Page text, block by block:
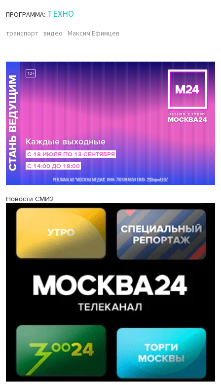
ПРОГРАММА: ТЕХНО
транспорт видео Максим Ефимцев
Новости СМИ2